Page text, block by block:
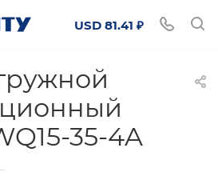
USD 81.41 ₽
35-4A